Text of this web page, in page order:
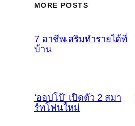
MORE POSTS
7 อาชีพเสริมทำรายได้ที่
บ้าน
‘ออปโป้’ เปิดตัว 2 สมา
ร์ทโฟนใหม่